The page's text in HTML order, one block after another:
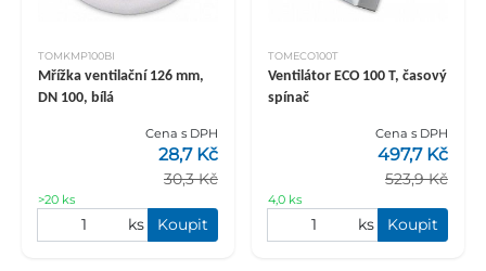
TOMKMP100BI
Mřížka ventilační 126 mm,
DN 100, bílá
Cena s DPH
30,3 Kč
28,7 Kč
>20 ks
ks Koupit
TOMECO100T
Ventilátor ECO 100 T, časový
spínač
Cena s DPH
523,9 Kč
497,7 Kč
4,0 ks
ks Koupit